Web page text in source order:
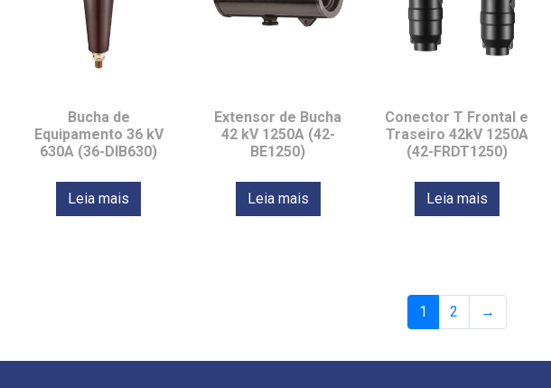
Bucha de
Equipamento 36 kV
630A (36-DIB630)
Leia mais
Extensor de Bucha
42 kV 1250A (42-
BE1250)
Leia mais
Conector T Frontal e
Traseiro 42kV 1250A
(42-FRDT1250)
Leia mais
1 2 →